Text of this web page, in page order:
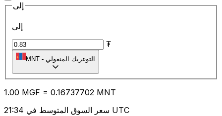
إلى
إلى
₮
MNT - التوغريك المنغولي
1.00 MGF = 0.16737702 MNT
سعر السوق المتوسط في 21:34 UTC